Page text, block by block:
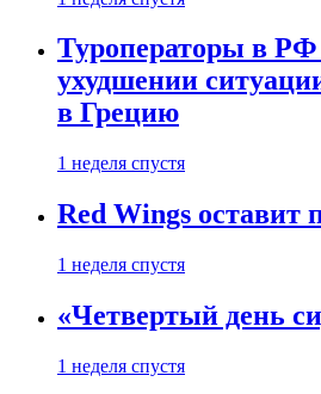
Туроператоры в
ухудшении
в Грецию
1 неделя спустя
Red Wings
1 неделя спустя
«Четвертый день
1 неделя спустя